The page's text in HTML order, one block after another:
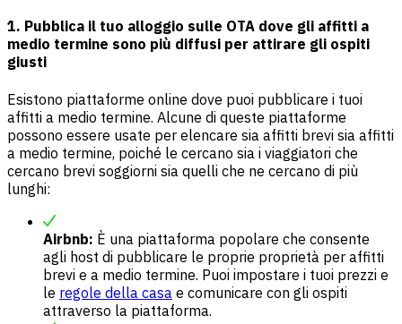
1. Pubblica il tuo alloggio sulle OTA dove gli affitti a
medio termine sono più diffusi per attirare gli ospiti
giusti
Esistono piattaforme online dove puoi pubblicare i tuoi
affitti a medio termine. Alcune di queste piattaforme
possono essere usate per elencare sia affitti brevi sia affitti
a medio termine, poiché le cercano sia i viaggiatori che
cercano brevi soggiorni sia quelli che ne cercano di più
lunghi:
Airbnb: È una piattaforma popolare che consente
agli host di pubblicare le proprie proprietà per affitti
brevi e a medio termine. Puoi impostare i tuoi prezzi e
le regole della casa e comunicare con gli ospiti
attraverso la piattaforma.